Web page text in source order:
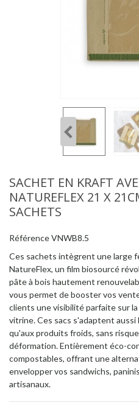
SACHET EN KRAFT
NATUREFLEX 21 X
SACHETS
RéférenceVNWB8.5
Ces sachets intègrent une large
NatureFlex, un film biosourcé
pâte à bois hautement
vous permet de booster vos
clients une visibilité parfaite sur
vitrine. Ces sacs s'adaptent
qu'aux produits froids, sans
déformation. Entièrement éco-
compostables, offrant une
envelopper vos sandwichs,
artisanaux.